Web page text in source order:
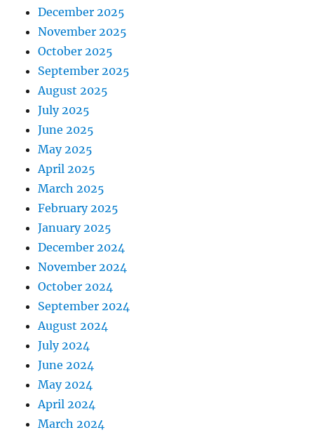
December 2025
November 2025
October 2025
September 2025
August 2025
July 2025
June 2025
May 2025
April 2025
March 2025
February 2025
January 2025
December 2024
November 2024
October 2024
September 2024
August 2024
July 2024
June 2024
May 2024
April 2024
March 2024